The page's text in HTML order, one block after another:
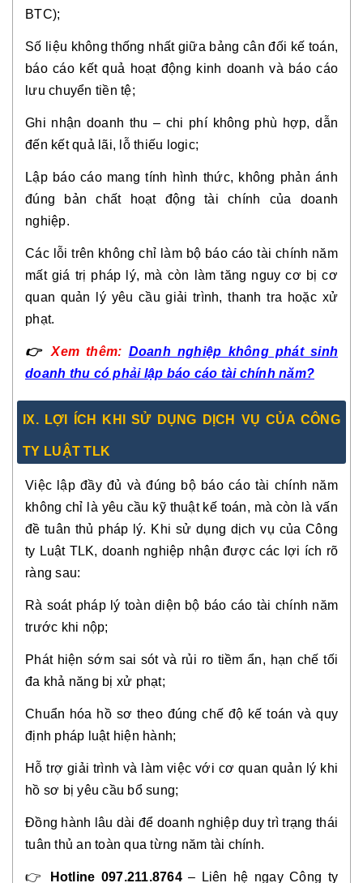
BTC);
Số liệu không thống nhất giữa bảng cân đối kế toán,
báo cáo kết quả hoạt động kinh doanh và báo cáo
lưu chuyển tiền tệ;
Ghi nhận doanh thu – chi phí không phù hợp, dẫn
đến kết quả lãi, lỗ thiếu logic;
Lập báo cáo mang tính hình thức, không phản ánh
đúng bản chất hoạt động tài chính của doanh
nghiệp.
Các lỗi trên không chỉ làm bộ báo cáo tài chính năm
mất giá trị pháp lý, mà còn làm tăng nguy cơ bị cơ
quan quản lý yêu cầu giải trình, thanh tra hoặc xử
phạt.
👉 Xem thêm: Doanh nghiệp không phát sinh
doanh thu có phải lập báo cáo tài chính năm?
IX. LỢI ÍCH KHI SỬ DỤNG DỊCH VỤ CỦA CÔNG
TY LUẬT TLK
Việc lập đầy đủ và đúng bộ báo cáo tài chính năm
không chỉ là yêu cầu kỹ thuật kế toán, mà còn là vấn
đề tuân thủ pháp lý. Khi sử dụng dịch vụ của Công
ty Luật TLK, doanh nghiệp nhận được các lợi ích rõ
ràng sau:
Rà soát pháp lý toàn diện bộ báo cáo tài chính năm
trước khi nộp;
Phát hiện sớm sai sót và rủi ro tiềm ẩn, hạn chế tối
đa khả năng bị xử phạt;
Chuẩn hóa hồ sơ theo đúng chế độ kế toán và quy
định pháp luật hiện hành;
Hỗ trợ giải trình và làm việc với cơ quan quản lý khi
hồ sơ bị yêu cầu bổ sung;
Đồng hành lâu dài để doanh nghiệp duy trì trạng thái
tuân thủ an toàn qua từng năm tài chính.
👉 Hotline 097.211.8764– Liên hệ ngay Công ty